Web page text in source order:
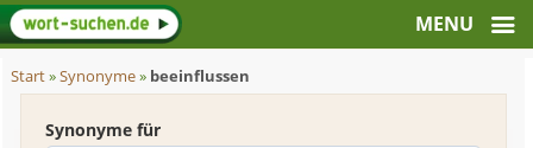
Start»Synonyme» beeinflussen
Synonyme für